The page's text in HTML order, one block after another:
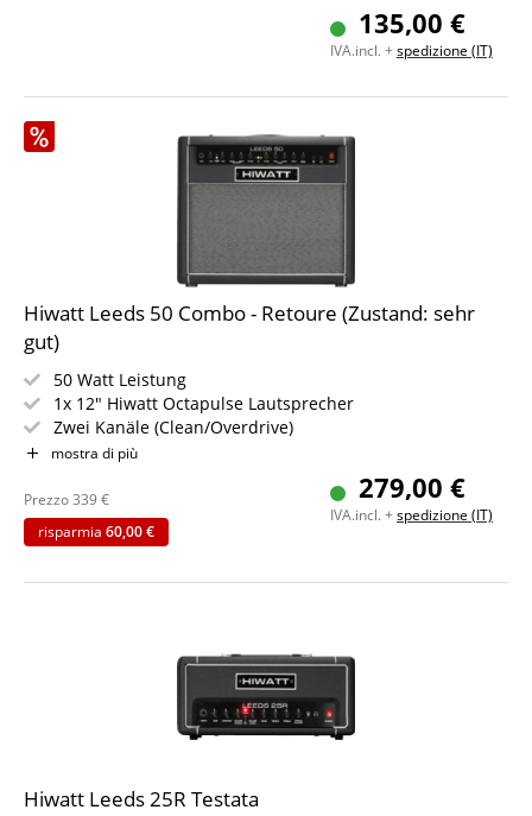
Funzione Bluetooth per lo streaming senza fili
Cabinet leggero con soli 4,7 kg di peso
135,00 €
IVA.incl. +spedizione (IT)
Hiwatt Leeds 50 Combo - Retoure (Zustand: sehr
gut)
50 Watt Leistung
1x 12" Hiwatt Octapulse Lautsprecher
Zwei Kanäle (Clean/Overdrive)
Umschaltbare Gain-Stufen & Federhall
Kopfhörerausgang
mostra di più
279,00 €
IVA.incl. +spedizione (IT)
Prezzo339€
risparmia 60,00 €
Hiwatt Leeds 25R Testata